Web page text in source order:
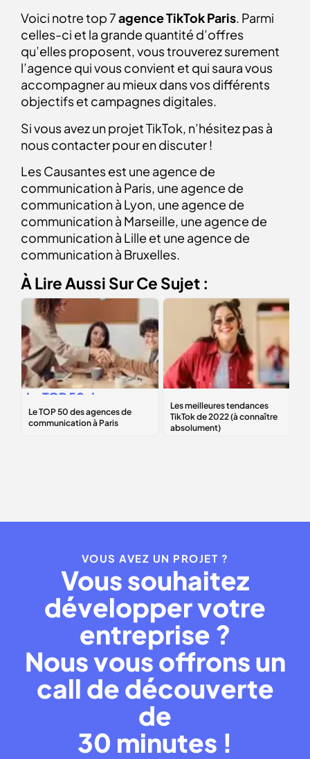
Voici notre top 7agence TikTokParis. Parmi
celles-ci et la grande quantité d’offres
qu’elles proposent, vous trouverez surement
l’agence qui vous convient et qui saura vous
accompagner au mieux dans vos différents
objectifs et campagnes digitales.
Si vous avez un projet TikTok, n’hésitez pas à
nous contacter pour en discuter !
Les Causantes est une agence de
communication à Paris, une agence de
communication à Lyon, une agence de
communication à Marseille, une agence de
communication à Lille et une agence de
communication à Bruxelles.
À Lire Aussi Sur Ce Sujet :
Le TOP 50 des
agences de
communication à
tendances TikTok
de 2022 (à
VOUS AVEZ UN PROJET ?
Vous souhaitez
développer votre
entreprise ?
Nous vous offrons un
call de découverte
de
30 minutes !